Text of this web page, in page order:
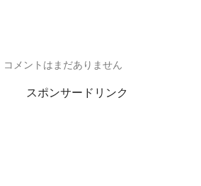
コメントはまだありません
スポンサードリンク